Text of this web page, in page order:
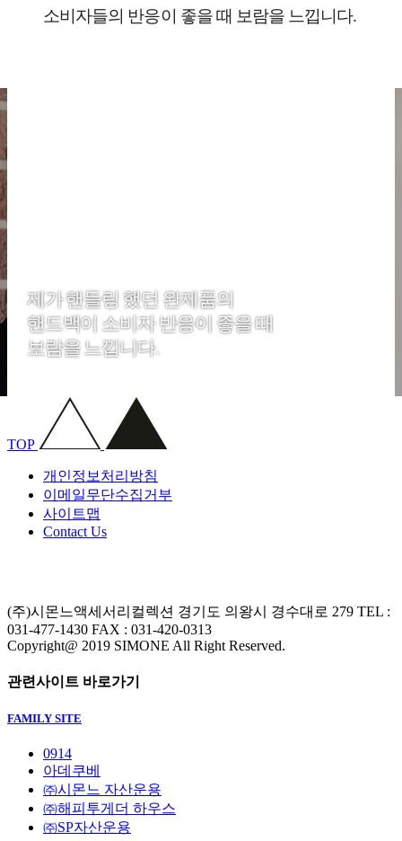
소비자들의 반응이 좋을 때 보람을 느낍니다.
제가 핸들링 했던 완제품의
핸드백이 소비자 반응이 좋을 때
보람을 느낍니다.
TOP
개인정보처리방침
이메일무단수집거부
사이트맵
Contact Us
(주)시몬느액세서리컬렉션 경기도 의왕시 경수대로 279 TEL :
031-477-1430 FAX : 031-420-0313
Copyright@ 2019 SIMONE All Right Reserved.
관련사이트 바로가기
FAMILY SITE
0914
아데쿠베
㈜시몬느 자산운용
㈜해피투게더 하우스
㈜SP자산운용